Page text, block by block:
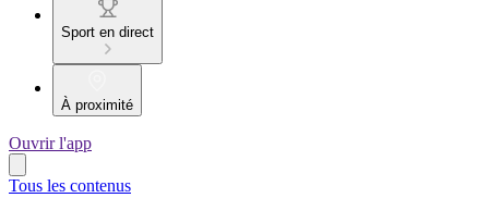
Sport en direct
À proximité
Ouvrir l'app
Tous les contenus